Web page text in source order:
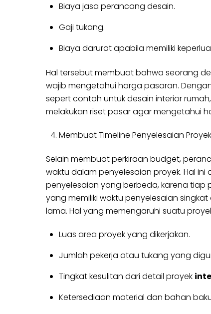
Biaya jasa perancang desain.
Gaji tukang.
Biaya darurat apabila memiliki
Hal tersebut membuat bahwa seorang
wajib mengetahui harga pasaran.
sepert contoh untuk desain interior rumah,
melakukan riset pasar agar mengetahui
Membuat Timeline Penyelesaian Proyek
Selain membuat perkiraan budget,
waktu dalam penyelesaian proyek. Hal
penyelesaian yang berbeda, karena tiap
yang memiliki waktu penyelesaian
lama. Hal yang memengaruhi suatu
Luas area proyek yang dikerjakan.
Jumlah pekerja atau tukang yang
Tingkat kesulitan dari detail proyek
Ketersediaan material dan bahan